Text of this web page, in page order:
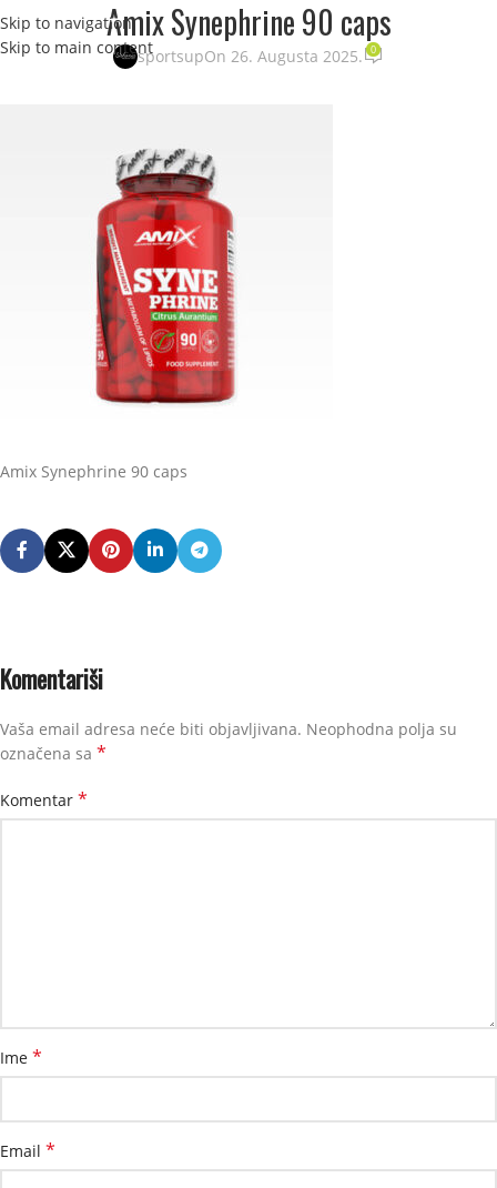
Skip to navigation
Skip to main content
Amix Synephrine 90 caps
sportsupOn 26. Augusta 2025. 0
Amix Synephrine 90 caps
Komentariši
Vaša email adresa neće biti objavljivana. Neophodna polja su
označena sa *
Komentar *
Ime *
Email *